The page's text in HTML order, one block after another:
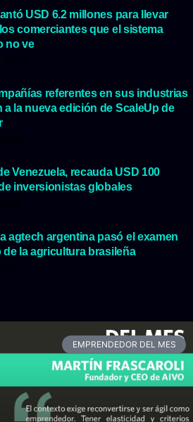
USD 6.2 millones para llevar
comerciantes que el sistema
no ve
referentes en sus industrias
a la nueva edición de ScaleUp de
Venezuela, recauda USD 100
inversionistas globales
agtech argentina pasó el examen
de la agricultura brasileña
EMPRENDEDOR DEL MES